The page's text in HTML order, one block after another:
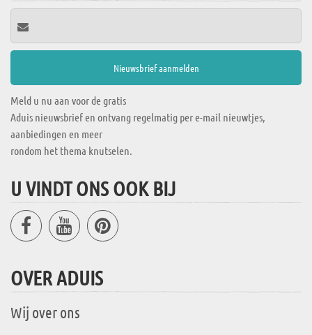
Meld u nu aan voor de gratis
Aduis nieuwsbrief en ontvang regelmatig per e-mail nieuwtjes,
aanbiedingen en meer
rondom het thema knutselen.
U VINDT ONS OOK BIJ
OVER ADUIS
Wij over ons